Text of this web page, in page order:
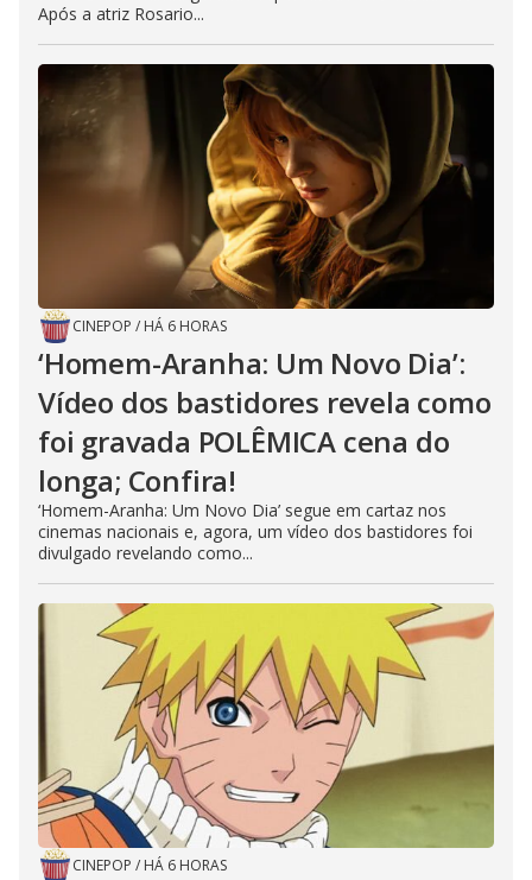
Após a atriz Rosario...
CINEPOP / HÁ 6 HORAS
‘Homem-Aranha: Um Novo Dia’:
Vídeo dos bastidores revela como
foi gravada POLÊMICA cena do
longa; Confira!
‘Homem-Aranha: Um Novo Dia’ segue em cartaz nos
cinemas nacionais e, agora, um vídeo dos bastidores foi
divulgado revelando como...
CINEPOP / HÁ 6 HORAS